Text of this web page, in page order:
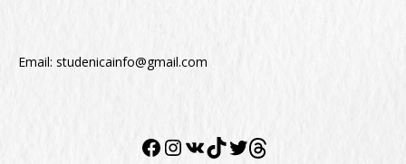
Email: studenicainfo@gmail.com
Facebook
Instagram
VK TikTokTwitter
Twitter